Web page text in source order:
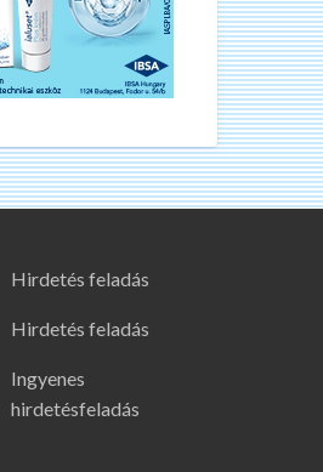
Hirdetés feladás
Hirdetés feladás
Ingyenes
hirdetésfeladás